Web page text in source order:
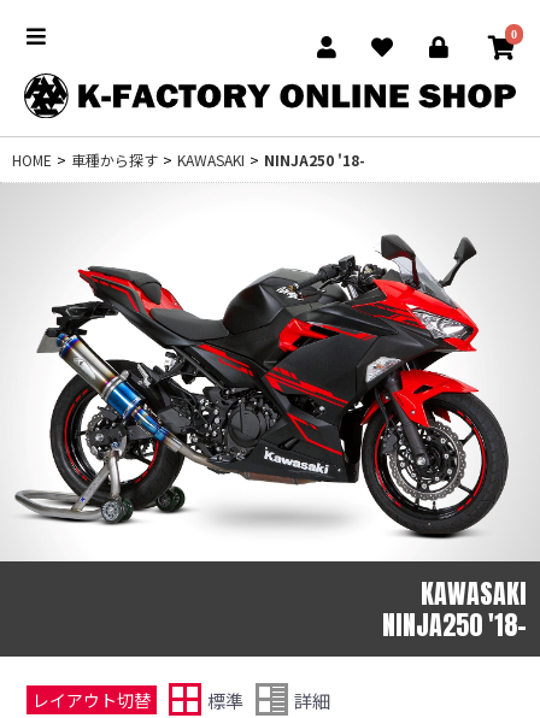
0
HOME > 車種から探す > KAWASAKI > NINJA250 '18-
KAWASAKI
NINJA250 '18-
レイアウト切替 標準 詳細